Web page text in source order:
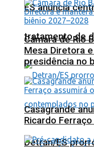
ES anuncia
tratamento de
Detran/ES
Câmara de Rio
Mesa Diretora
presidência no
Casagrande
Ricardo